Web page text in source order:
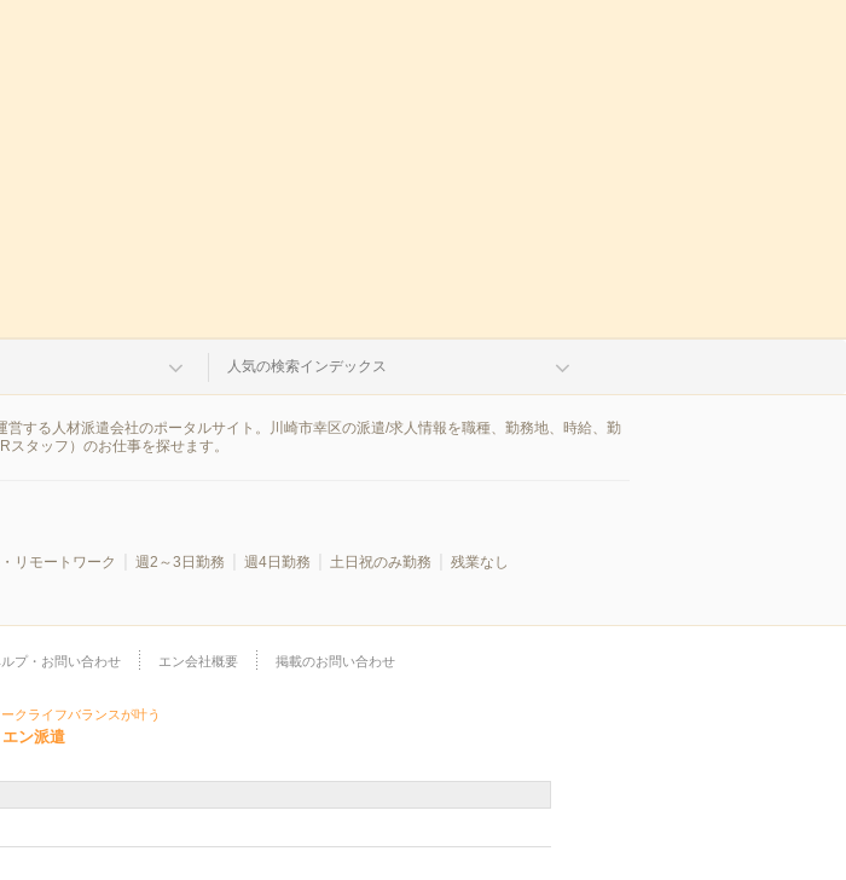
人気の検索インデックス
する人材派遣会社のポータルサイト。川崎市幸区の派遣/求人情報を職種、勤務地、時給、勤
タッフ）のお仕事を探せます。
リモートワーク 週2～3日勤務 週4日勤務 土日祝のみ勤務
残業なし
プ・お問い合わせ エン会社概要 掲載のお問い合わせ
クライフバランスが叶う
エン派遣